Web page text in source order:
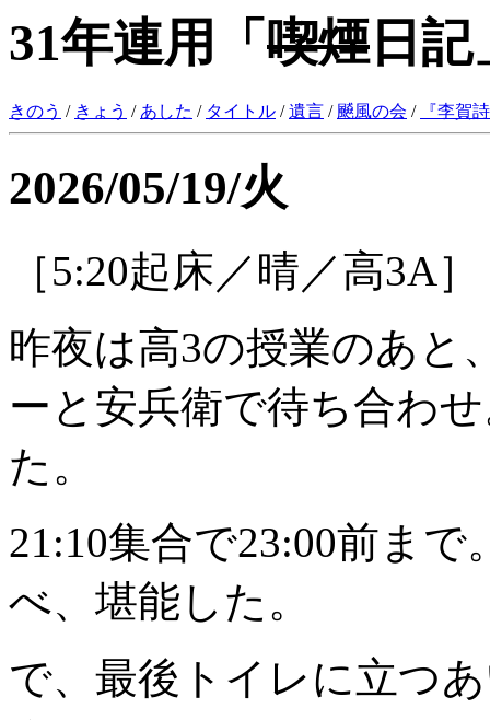
31年連用「 喫煙日記
きのう / きょう / あした / タイトル /遺言 / 飇風の会 / 『李賀
2026/05/19/火
［5:20起床／晴／高3A］
昨夜は高3の授業のあと
ーと安兵衛で待ち合わ
た。
21:10集合で23:00前ま
べ、堪能した。
で、最後トイレに立つ